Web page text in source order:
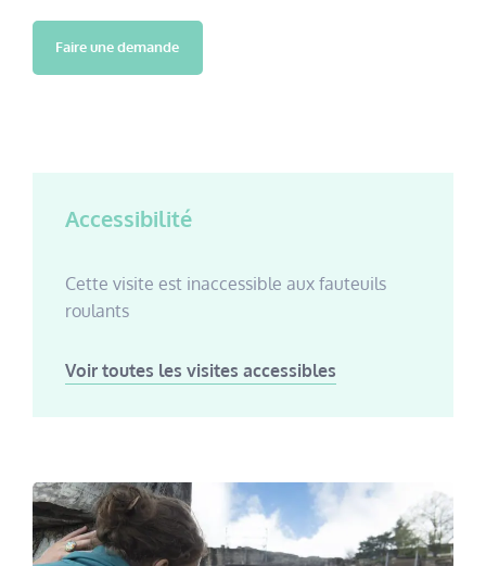
Faire une demande
Accessibilité
Cette visite est inaccessible aux fauteuils
roulants
Voir toutes les visites accessibles